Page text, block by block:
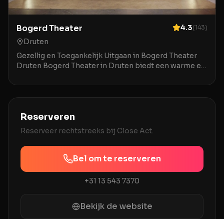
Bogerd Theater 4.3(143)
Druten
Gezellig en Toegankelijk Uitgaan in Bogerd Theater
Druten Bogerd Theater in Druten biedt een warme en
Reserveren
Reserveer rechtstreeks bij Close Act.
Bel om te reserveren
+31 13 543 7370
Bekijk de website